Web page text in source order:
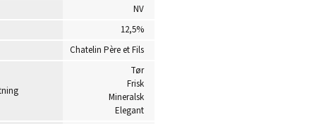
NV
12,5%
Chatelin Père et Fils
Tør
Frisk
Mineralsk
Elegant